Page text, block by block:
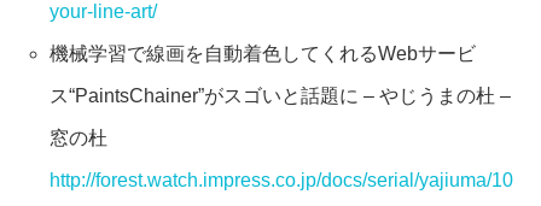
your-line-art/
機械学習で線画を自動着色してくれるWebサービ
ス“PaintsChainer”がスゴいと話題に – やじうまの杜 –
窓の杜
http://forest.watch.impress.co.jp/docs/serial/yajiuma/10